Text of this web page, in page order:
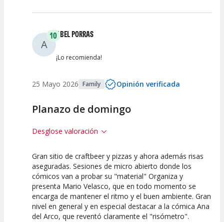
A
10ABEL PORRAS
¡Lo recomienda!
25 Mayo 2026 Family Opinión verificada
Planazo de domingo
Desglose valoración
10
Calidad del
Espectáculo
10
Puesta en
Escena
10
Interpretación
artística
Gran sitio de craftbeer y pizzas y ahora además risas
aseguradas. Sesiones de micro abierto donde los
cómicos van a probar su "material" Organiza y
presenta Mario Velasco, que en todo momento se
encarga de mantener el ritmo y el buen ambiente. Gran
nivel en general y en especial destacar a la cómica Ana
del Arco, que reventó claramente el "risómetro".